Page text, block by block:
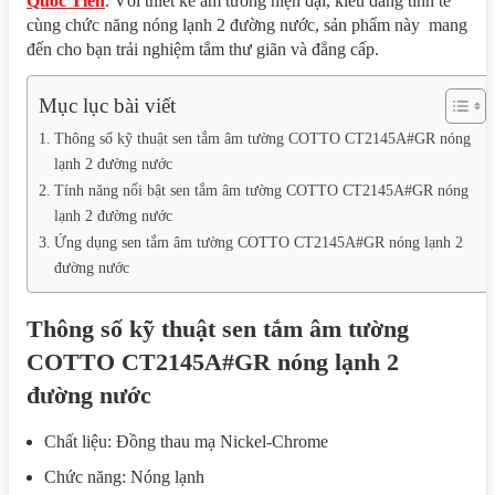
cùng chức năng nóng lạnh 2 đường nước, sản phẩm này mang
đến cho bạn trải nghiệm tắm thư giãn và đẳng cấp.
Mục lục bài viết
Thông số kỹ thuật sen tắm âm tường COTTO CT2145A#GR nóng
lạnh 2 đường nước
Tính năng nổi bật sen tắm âm tường COTTO CT2145A#GR nóng
lạnh 2 đường nước
Ứng dụng sen tắm âm tường COTTO CT2145A#GR nóng lạnh 2
đường nước
Thông số kỹ thuật sen tắm âm tường
COTTO CT2145A#GR nóng lạnh 2
đường nước
Chất liệu: Đồng thau mạ Nickel-Chrome
Chức năng: Nóng lạnh